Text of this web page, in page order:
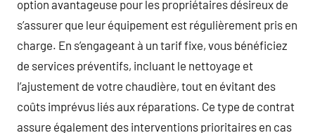
option avantageuse pour les propriétaires désireux de
s’assurer que leur équipement est régulièrement pris en
charge. En s’engageant à un tarif fixe, vous bénéficiez
de services préventifs, incluant le nettoyage et
l’ajustement de votre chaudière, tout en évitant des
coûts imprévus liés aux réparations. Ce type de contrat
assure également des interventions prioritaires en cas